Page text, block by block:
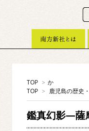
TOP > か
TOP > 鹿児島の歴史
鑑真幻影―薩